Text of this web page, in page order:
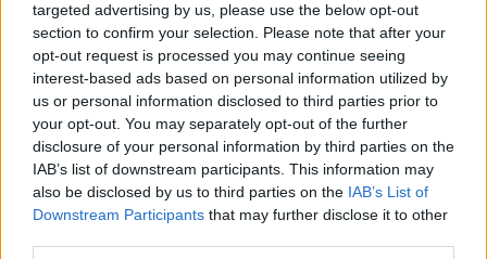
targeted advertising by us, please use the below opt-out
section to confirm your selection. Please note that after your
opt-out request is processed you may continue seeing
interest-based ads based on personal information utilized by
us or personal information disclosed to third parties prior to
your opt-out. You may separately opt-out of the further
disclosure of your personal information by third parties on the
IAB’s list of downstream participants. This information may
also be disclosed by us to third parties on the IAB’s List of
Downstream Participants that may further disclose it to other